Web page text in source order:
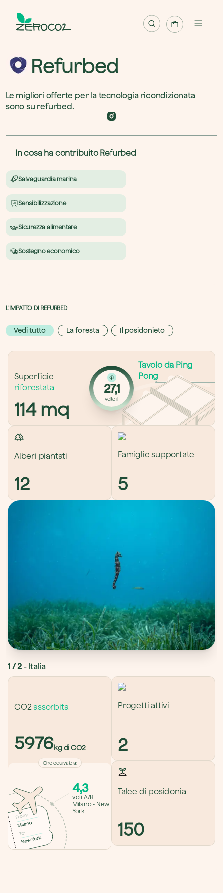
Progetti
Pianta albero
Riscatta albero
Accedi / Registrati
Refurbed
Le migliori offerte per la tecnologia ricondizionata
sono su refurbed.
In cosa ha contribuito Refurbed
Salvaguardia marina
Sensibilizzazione
Sicurezza alimentare
Sostegno economico
L'IMPATTO DI REFURBED
Vedi tutto La foresta Il posidonieto
27,1
volte il
Superficie
riforestata
114 mq
Tavolo da Ping
Pong
Alberi piantati
12
Famiglie supportate
5
1 / 2 - Italia
CO2 assorbita
5976kg di CO2
Che equivale a:
4,3
voli A/R
Milano - New
York
Progetti attivi
2
Talee di posidonia
150